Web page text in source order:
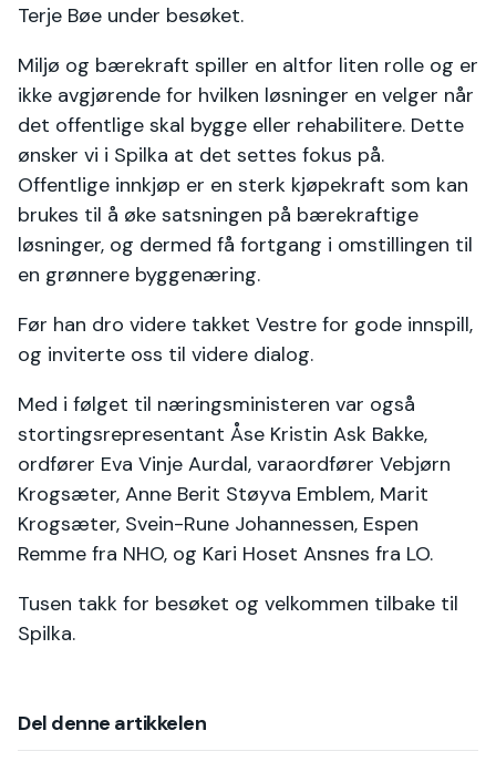
Terje Bøe under besøket.
Miljø og bærekraft spiller en altfor liten rolle og er
ikke avgjørende for hvilken løsninger en velger når
det offentlige skal bygge eller rehabilitere. Dette
ønsker vi i Spilka at det settes fokus på.
Offentlige innkjøp er en sterk kjøpekraft som kan
brukes til å øke satsningen på bærekraftige
løsninger, og dermed få fortgang i omstillingen til
en grønnere byggenæring.
Før han dro videre takket Vestre for gode innspill,
og inviterte oss til videre dialog.
Med i følget til næringsministeren var også
stortingsrepresentant Åse Kristin Ask Bakke,
ordfører Eva Vinje Aurdal, varaordfører Vebjørn
Krogsæter, Anne Berit Støyva Emblem, Marit
Krogsæter, Svein-Rune Johannessen, Espen
Remme fra NHO, og Kari Hoset Ansnes fra LO.
Tusen takk for besøket og velkommen tilbake til
Spilka.
Del denne artikkelen